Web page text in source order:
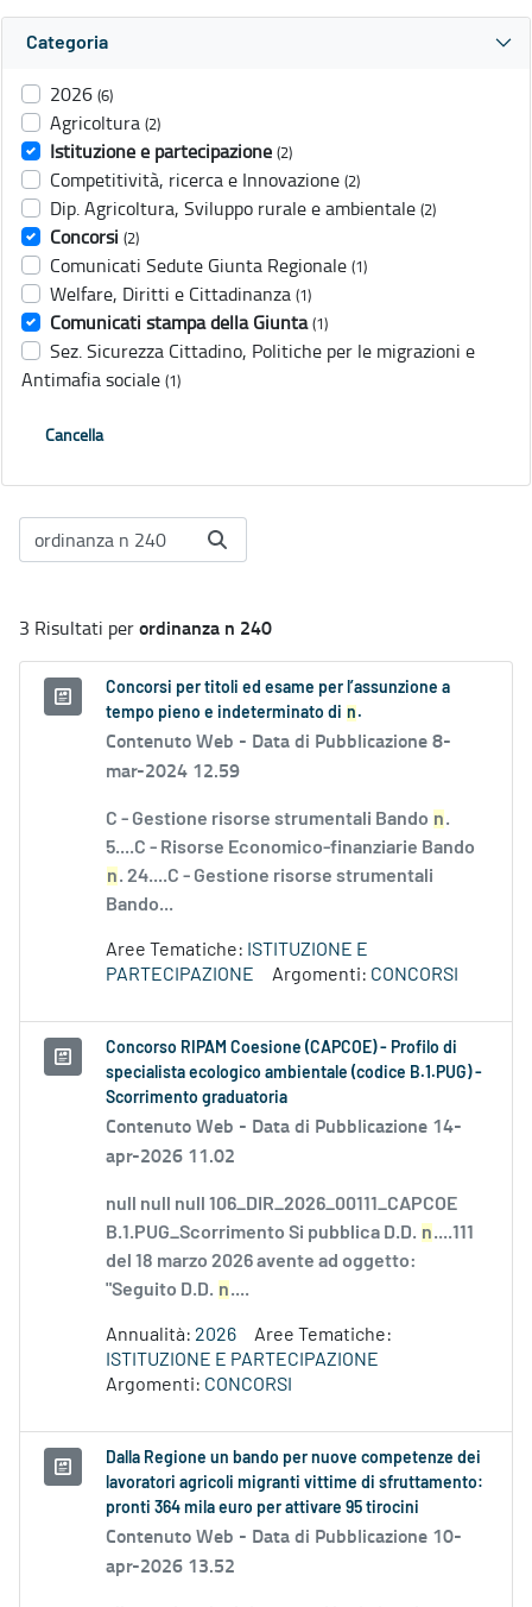
Categoria
2026 (6)
Agricoltura (2)
Istituzione e partecipazione (2)
Competitività, ricerca e Innovazione (2)
Dip. Agricoltura, Sviluppo rurale e ambientale (2)
Concorsi (2)
Comunicati Sedute Giunta Regionale (1)
Welfare, Diritti e Cittadinanza (1)
Comunicati stampa della Giunta (1)
Sez. Sicurezza Cittadino, Politiche per le migrazioni e
Antimafia sociale (1)
Cancella
3 Risultati perordinanza n 240
Concorsi per titoli ed esame per l’assunzione a
tempo pieno e indeterminato di n .
Contenuto Web - Data di Pubblicazione 8-
mar-2024 12.59
C - Gestione risorse strumentali Bando n.
5....C - Risorse Economico-finanziarie Bando
n. 24....C - Gestione risorse strumentali
Bando...
Aree Tematiche: ISTITUZIONE E
PARTECIPAZIONE
Argomenti: CONCORSI
Concorso RIPAM Coesione (CAPCOE) - Profilo di
specialista ecologico ambientale (codice B.1.PUG) -
Scorrimento graduatoria
Contenuto Web - Data di Pubblicazione 14-
apr-2026 11.02
null null null 106_DIR_2026_00111_CAPCOE
B.1.PUG_Scorrimento Si pubblica D.D. n....111
del 18 marzo 2026 avente ad oggetto:
"Seguito D.D. n....
Annualità: 2026
Aree Tematiche:
ISTITUZIONE E PARTECIPAZIONE
Argomenti: CONCORSI
Dalla Regione un bando per nuove competenze dei
lavoratori agricoli migranti vittime di sfruttamento:
pronti 364 mila euro per attivare 95 tirocini
Contenuto Web - Data di Pubblicazione 10-
apr-2026 13.52